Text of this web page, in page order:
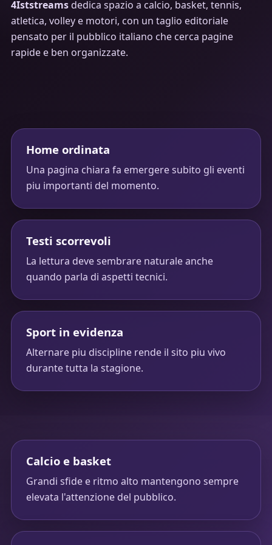
4Iststreamsdedica spazio a calcio, basket, tennis,
atletica, volley e motori, con un taglio editoriale
pensato per il pubblico italiano che cerca pagine
rapide e ben organizzate.
Home ordinata
Una pagina chiara fa emergere subito gli eventi
piu importanti del momento.
Testi scorrevoli
La lettura deve sembrare naturale anche
quando parla di aspetti tecnici.
Sport in evidenza
Alternare piu discipline rende il sito piu vivo
durante tutta la stagione.
Calcio e basket
Grandi sfide e ritmo alto mantengono sempre
elevata l'attenzione del pubblico.